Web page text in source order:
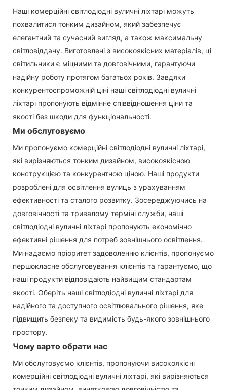
Наші комерційні світлодіодні вуличні ліхтарі можуть
похвалитися тонким дизайном, який забезпечує
елегантний та сучасний вигляд, а також максимальну
світловіддачу. Виготовлені з високоякісних матеріалів, ці
світильники є міцними та довговічними, гарантуючи
надійну роботу протягом багатьох років. Завдяки
конкурентоспроможній ціні наші світлодіодні вуличні
ліхтарі пропонують відмінне співвідношення ціни та
якості без шкоди для функціональності.
Ми обслуговуємо
Ми пропонуємо комерційні світлодіодні вуличні ліхтарі,
які вирізняються тонким дизайном, високоякісною
конструкцією та конкурентною ціною. Наші продукти
розроблені для освітлення вулиць з урахуванням
ефективності та сталого розвитку. Зосереджуючись на
довговічності та тривалому терміні служби, наші
світлодіодні вуличні ліхтарі пропонують економічно
ефективні рішення для потреб зовнішнього освітлення.
Ми надаємо пріоритет задоволенню клієнтів, пропонуємо
першокласне обслуговування клієнтів та гарантуємо, що
наші продукти відповідають найвищим стандартам
якості. Оберіть наші світлодіодні вуличні ліхтарі для
надійного та доступного освітлювального рішення, яке
підвищить безпеку та видимість будь-якого зовнішнього
простору.
Чому варто обрати нас
Ми обслуговуємо клієнтів, пропонуючи високоякісні
комерційні світлодіодні вуличні ліхтарі, які вирізняються